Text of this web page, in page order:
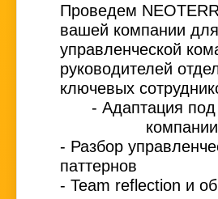
Проведем
вашей компании для
управленческой
руководителей
ключевых
- Адаптация под
компании
- Разбор
паттернов
- Team reflection и